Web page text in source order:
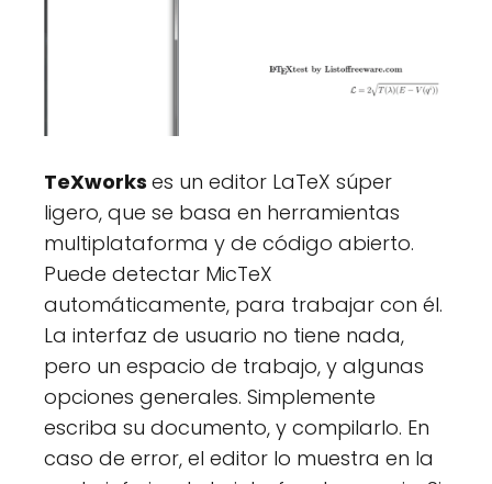
TeXworks es un editor LaTeX súper
ligero, que se basa en herramientas
multiplataforma y de código abierto.
Puede detectar MicTeX
automáticamente, para trabajar con él.
La interfaz de usuario no tiene nada,
pero un espacio de trabajo, y algunas
opciones generales. Simplemente
escriba su documento, y compilarlo. En
caso de error, el editor lo muestra en la